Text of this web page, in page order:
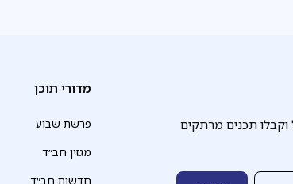
תכנים מרתקים
מדורי תוכן
פרשת שבוע
מגזין חב״ד
חדשות חב״ד